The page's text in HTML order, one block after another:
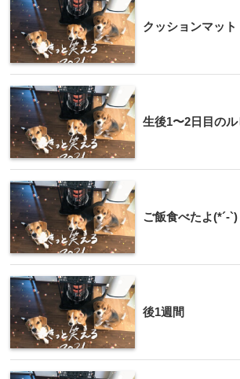
クッションマット
生後1〜2日目の
ご飯食べたよ(*´-`)
後1週間